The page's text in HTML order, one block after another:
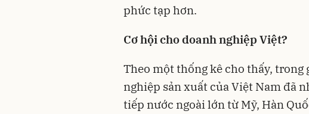
phức tạp hơn.
Cơ hội cho doanh nghiệp Việt?
Theo một thống kê cho thấy, trong
nghiệp sản xuất của Việt Nam đã
tiếp nước ngoài lớn từ Mỹ, Hàn